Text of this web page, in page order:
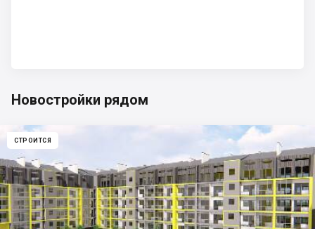
Новостройки рядом
СТРОИТСЯ